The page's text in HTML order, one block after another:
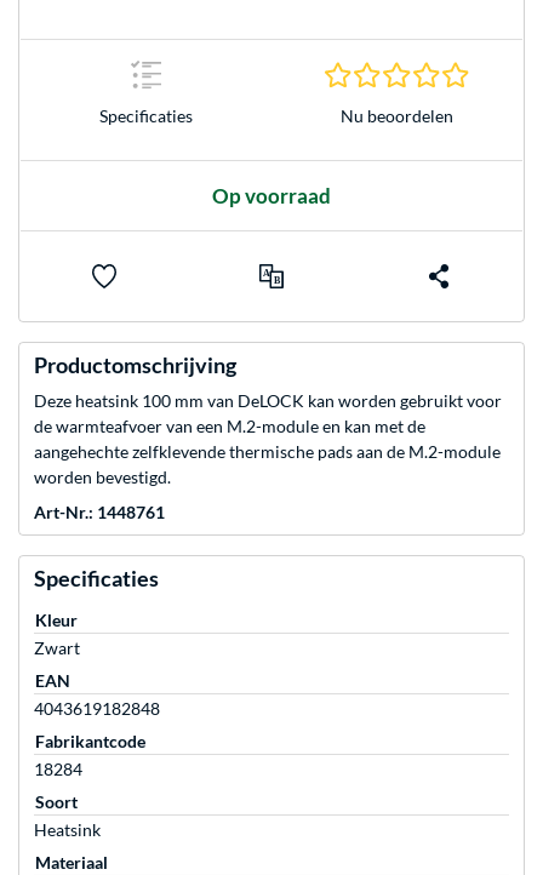
Specificaties Nu beoordelen
Op voorraad
Productomschrijving
Deze heatsink 100 mm van DeLOCK kan worden gebruikt voor
de warmteafvoer van een M.2-module en kan met de
aangehechte zelfklevende thermische pads aan de M.2-module
worden bevestigd.
Art-Nr.: 1448761
Specificaties
Kleur
Zwart
EAN
4043619182848
Fabrikantcode
18284
Soort
Heatsink
Materiaal